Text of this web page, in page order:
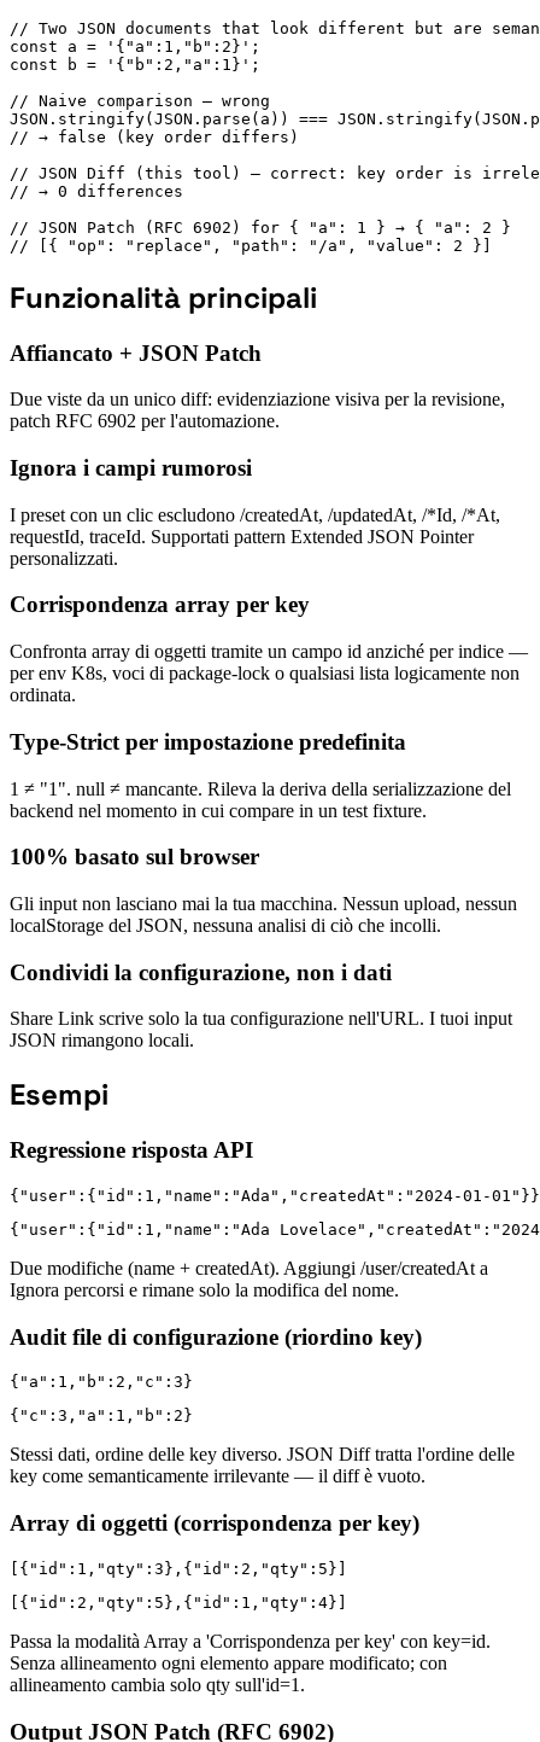
// Two JSON documents that look different but are
const a = '{"a":1,"b":2}';
const b = '{"b":2,"a":1}';
// Naive comparison — wrong
JSON.stringify(JSON.parse(a)) ===
// → false (key order differs)
// JSON Diff (this tool) — correct: key order is
// → 0 differences
// JSON Patch (RFC 6902) for { "a": 1 } → { "a": 2 }
// [{ "op": "replace", "path": "/a", "value": 2 }]
Funzionalità principali
Affiancato + JSON Patch
Due viste da un unico diff: evidenziazione visiva per la revisione,
patch RFC 6902 per l'automazione.
Ignora i campi rumorosi
I preset con un clic escludono /createdAt, /updatedAt, /*Id, /*At,
requestId, traceId. Supportati pattern Extended JSON Pointer
personalizzati.
Corrispondenza array per key
Confronta array di oggetti tramite un campo id anziché per indice —
per env K8s, voci di package-lock o qualsiasi lista logicamente non
ordinata.
Type-Strict per impostazione predefinita
1 ≠ "1". null ≠ mancante. Rileva la deriva della serializzazione del
backend nel momento in cui compare in un test fixture.
100% basato sul browser
Gli input non lasciano mai la tua macchina. Nessun upload, nessun
localStorage del JSON, nessuna analisi di ciò che incolli.
Condividi la configurazione, non i dati
Share Link scrive solo la tua configurazione nell'URL. I tuoi input
JSON rimangono locali.
Esempi
Regressione risposta API
{"user":{"id":1,"name":"Ada","createdAt":"2024-01-01"}}
{"user":{"id":1,"name":"Ada
Due modifiche (name + createdAt). Aggiungi /user/createdAt a
Ignora percorsi e rimane solo la modifica del nome.
Audit file di configurazione (riordino key)
{"a":1,"b":2,"c":3}
{"c":3,"a":1,"b":2}
Stessi dati, ordine delle key diverso. JSON Diff tratta l'ordine delle
key come semanticamente irrilevante — il diff è vuoto.
Array di oggetti (corrispondenza per key)
[{"id":1,"qty":3},{"id":2,"qty":5}]
[{"id":2,"qty":5},{"id":1,"qty":4}]
Passa la modalità Array a 'Corrispondenza per key' con key=id.
Senza allineamento ogni elemento appare modificato; con
allineamento cambia solo qty sull'id=1.
Output JSON Patch (RFC 6902)